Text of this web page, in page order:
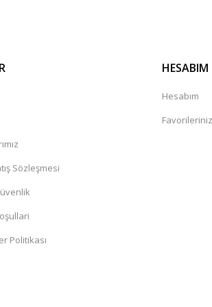
Sözleşmesi
Politikası
HESABIM
Hesabım
Favorileriniz